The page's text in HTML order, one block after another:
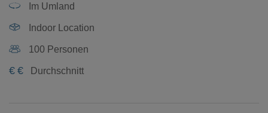
Im Umland
Indoor Location
100 Personen
€ € Durchschnitt